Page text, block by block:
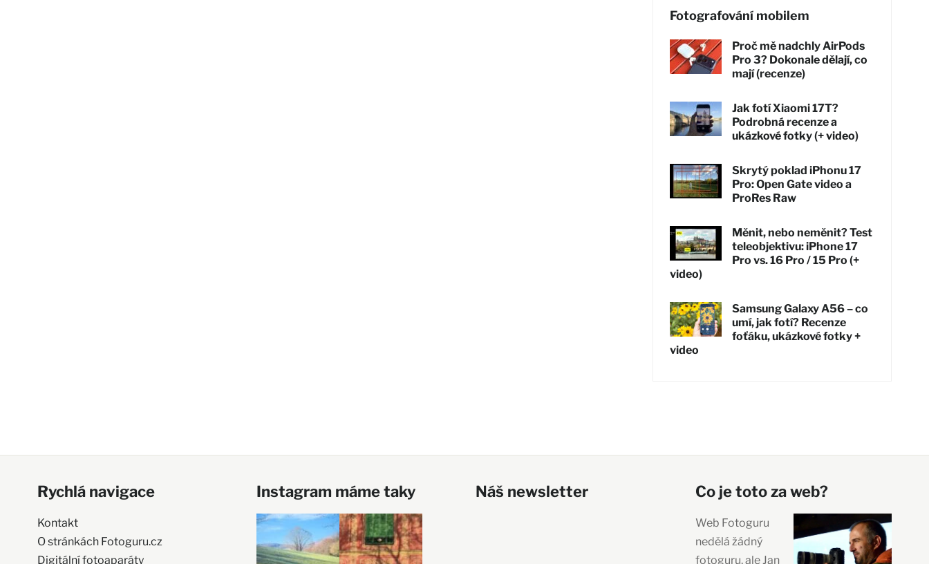
Fotografování mobilem
Proč mě nadchly AirPods
Pro 3? Dokonale dělají, co
mají (recenze)
Jak fotí Xiaomi 17T?
Podrobná recenze a
ukázkové fotky (+ video)
Skrytý poklad iPhonu 17
Pro: Open Gate video a
ProRes Raw
Měnit, nebo neměnit? Test
teleobjektivu: iPhone 17
Pro vs. 16 Pro / 15 Pro (+
video)
Samsung Galaxy A56 – co
umí, jak fotí? Recenze
foťáku, ukázkové fotky +
video
Rychlá navigace
Kontakt
O stránkách Fotoguru.cz
Digitální fotoaparáty
Instagram máme taky Náš newsletter Co je toto za web?
Web Fotoguru
nedělá žádný
fotoguru, ale Jan